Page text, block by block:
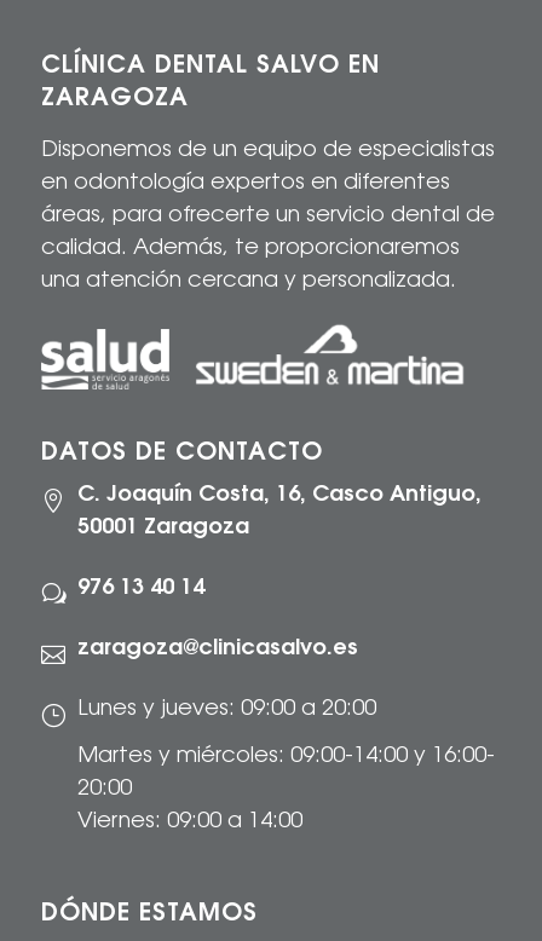
CLÍNICA DENTAL SALVO EN
ZARAGOZA
Disponemos de un equipo de especialistas
en odontología expertos en diferentes
áreas, para ofrecerteun servicio dental de
calidad. Además, te proporcionaremos
una atención cercana y personalizada.
DATOS DE CONTACTO

C. Joaquín Costa, 16, Casco Antiguo,
50001 Zaragoza
w 976 13 40 14
 zaragoza@clinicasalvo.es
} Lunes y jueves: 09:00 a 20:00
Martes y miércoles: 09:00-14:00 y 16:00-
20:00
Viernes: 09:00 a 14:00
DÓNDE ESTAMOS